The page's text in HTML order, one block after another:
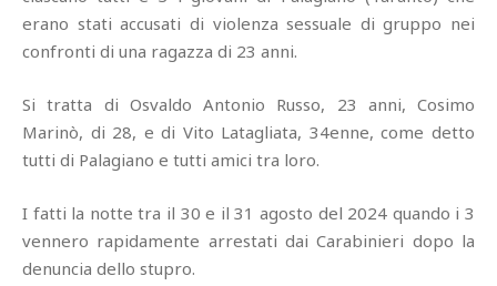
erano stati accusati di violenza sessuale di gruppo nei
confronti di una ragazza di 23 anni.
Si tratta di Osvaldo Antonio Russo, 23 anni, Cosimo
Marinò, di 28, e di Vito Latagliata, 34enne, come detto
tutti di Palagiano e tutti amici tra loro.
I fatti la notte tra il 30 e il 31 agosto del 2024 quando i 3
vennero rapidamente arrestati dai Carabinieri dopo la
denuncia dello stupro.